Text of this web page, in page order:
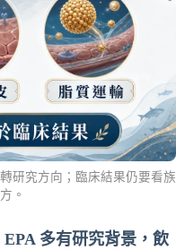
研究方向；臨床結果仍要看族
。
EPA 多有研究背景，飲